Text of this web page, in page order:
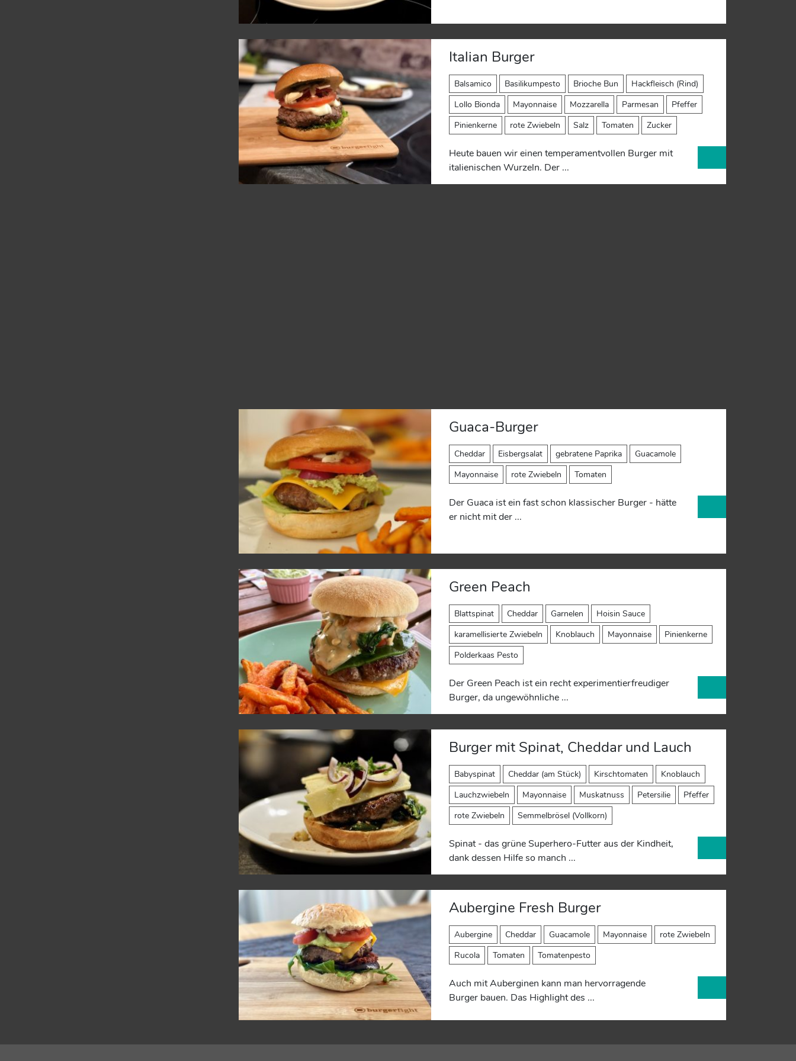
Italian Burger
Balsamico Basilikumpesto Brioche Bun
Hackfleisch (Rind)
Lollo Bionda
Mayonnaise Mozzarella Parmesan
Pfeffer
Pinienkerne
rote Zwiebeln Salz Tomaten Zucker
Heute bauen wir einen temperamentvollen Burger mit
italienischen Wurzeln. Der ...
Guaca-Burger
Cheddar Eisbergsalat gebratene Paprika
Guacamole
Mayonnaise
rote Zwiebeln Tomaten
Der Guaca ist ein fast schon klassischer Burger - hätte
er nicht mit der ...
Green Peach
Blattspinat Cheddar Garnelen
Hoisin Sauce
karamellisierte Zwiebeln
Knoblauch Mayonnaise
Pinienkerne
Polderkaas Pesto
Der Green Peach ist ein recht experimentierfreudiger
Burger, da ungewöhnliche ...
Burger mit Spinat, Cheddar und Lauch
Babyspinat Cheddar (am Stück) Kirschtomaten
Knoblauch
Lauchzwiebeln
Mayonnaise Muskatnuss Petersilie
Pfeffer
rote Zwiebeln
Semmelbrösel (Vollkorn)
Spinat - das grüne Superhero-Futter aus der Kindheit,
dank dessen Hilfe so manch ...
Aubergine Fresh Burger
Aubergine Cheddar Guacamole Mayonnaise
rote Zwiebeln
Rucola
Tomaten Tomatenpesto
Auch mit Auberginen kann man hervorragende
Burger bauen. Das Highlight des ...